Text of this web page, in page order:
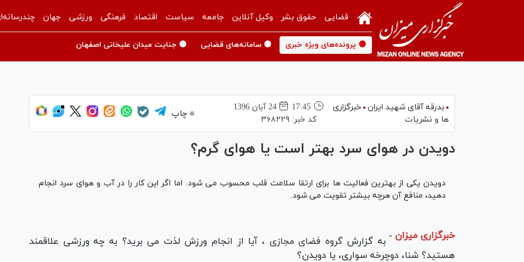
قضایی حقوق بشر وکیل آنلاین جامعه سیاست اقتصاد فرهنگی ورزشی جهان
🟡 پرونده‌های ویژه خبری 🟡 سامانه‌های قضایی 🟡 جنایت میدان علیخانی اصفهان
بدرقه آقای شهید ایران خبرگزاری
ها و نشریات
17:45
24 آبان 1396
کد خبر: ۳۶۸۲۲۹
چاپ
دویدن در هوای سرد بهتر است یا هوای گرم؟
دویدن یکی از بهترین فعالیت ها برای ارتقا سلامت قلب محسوب می شود. اما اگر این کار را در آب و هوای سرد انجام
دهید، منافع آن هرچه بیشتر تقویت می شود.
خبرگزاری میزان - به گزارشگروه فضای مجازی ، آیا از انجام ورزش لذت می برید؟ به چه ورزشی علاقمند
هستید؟ شنا، دوچرخه سواری، یا دویدن؟